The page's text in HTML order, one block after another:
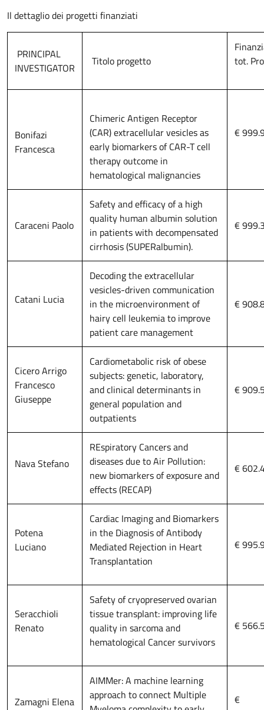
Il dettaglio dei progetti finanziati
PRINCIPAL
INVESTIGATOR
Titolo progetto
tot.
Bonifazi
Francesca
Chimeric Antigen Receptor
(CAR) extracellular vesicles as
early biomarkers of CAR-T cell
therapy outcome in
hematological malignancies
€
Caraceni Paolo
Safety and efficacy of a high
quality human albumin solution
in patients with decompensated
cirrhosis (SUPERalbumin).
€
Catani Lucia
Decoding the extracellular
vesicles-driven communication
in the microenvironment of
hairy cell leukemia to improve
patient care management
€
Cicero Arrigo
Francesco
Giuseppe
Cardiometabolic risk of obese
subjects: genetic, laboratory,
and clinical determinants in
general population and
outpatients
€
Nava Stefano
REspiratory Cancers and
diseases due to Air Pollution:
new biomarkers of exposure and
effects (RECAP)
€
Potena
Luciano
Cardiac Imaging and Biomarkers
in the Diagnosis of Antibody
Mediated Rejection in Heart
Transplantation
€
Seracchioli
Renato
Safety of cryopreserved ovarian
tissue transplant: improving life
quality in sarcoma and
hematological Cancer survivors
€
Zamagni Elena
AIMMer: A machine learning
approach to connect Multiple
€